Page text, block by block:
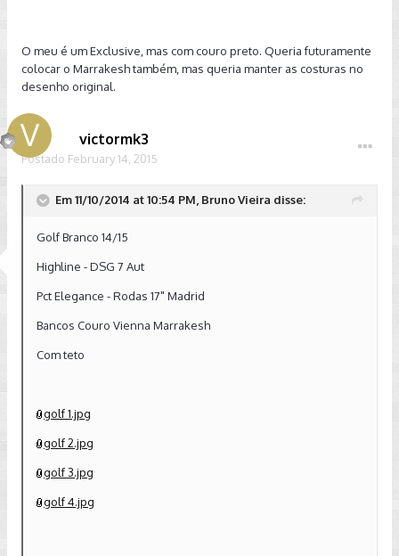
O meu é um Exclusive, mas com couro preto. Queria futuramente
colocar o Marrakesh também, mas queria manter as costuras no
desenho original.
victormk3
Postado February 14, 2015
Em 11/10/2014 at 10:54 PM, Bruno Vieira disse:
Golf Branco 14/15
Highline - DSG 7 Aut
Pct Elegance - Rodas 17" Madrid
Bancos Couro Vienna Marrakesh
Com teto
golf 1.jpg
golf 2.jpg
golf 3.jpg
golf 4.jpg